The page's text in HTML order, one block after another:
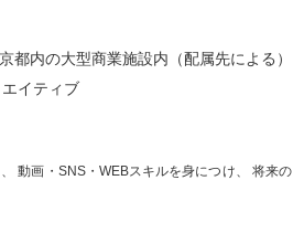
都内の大型商業施設内（配属先による）
イティブ
動画・SNS・WEBスキルを身につけ、 将来の